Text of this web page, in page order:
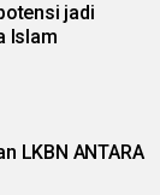
jadi
Islam
LKBN ANTARA